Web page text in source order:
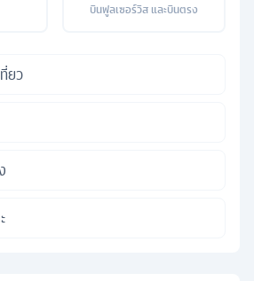
บินฟูลเซอร์วิส และบินตรง
ยว